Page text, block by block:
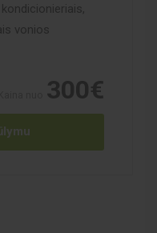
vonios
300€